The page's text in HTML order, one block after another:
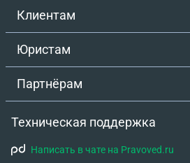
Клиентам
Юристам
Партнёрам
Техническая поддержка
Написать в чате на Pravoved.ru